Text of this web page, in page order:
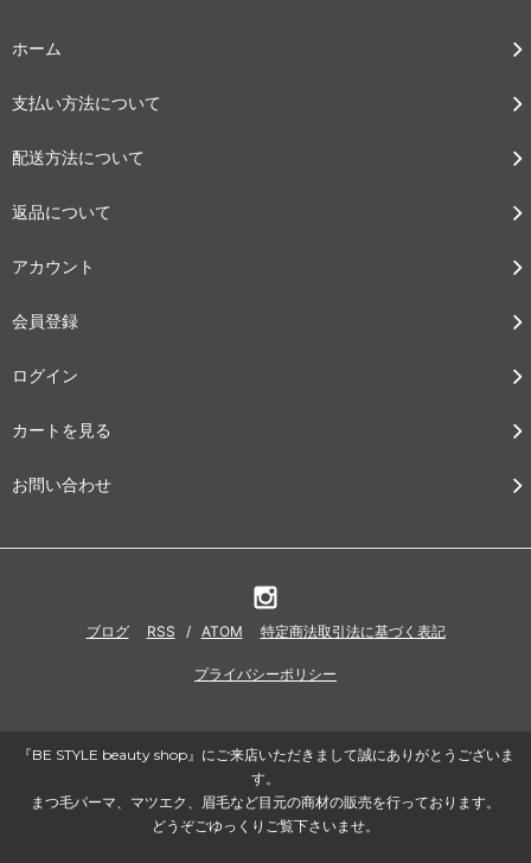
ホーム
支払い方法について
配送方法について
返品について
アカウント
会員登録
ログイン
カートを見る
お問い合わせ
ブログ RSS / ATOM 特定商法取引法に基づく表記
プライバシーポリシー
『BE STYLE beauty shop』にご来店いただきまして誠にありがとうございま
す。
まつ毛パーマ、マツエク、眉毛など目元の商材の販売を行っております。
どうぞごゆっくりご覧下さいませ。